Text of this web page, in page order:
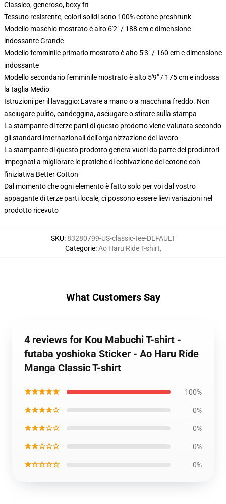
Classico, generoso, boxy fit
Tessuto resistente, colori solidi sono 100% cotone preshrunk
Modello maschio mostrato è alto 6'2" / 188 cm e dimensione
indossante Grande
Modello femminile primario mostrato è alto 5'3" / 160 cm e dimensione
indossante
Modello secondario femminile mostrato è alto 5'9" / 175 cm e indossa
la taglia Medio
Istruzioni per il lavaggio: Lavare a mano o a macchina freddo. Non
asciugare pulito, candeggina, asciugare o stirare sulla stampa
La stampante di terze parti di questo prodotto viene valutata secondo
gli standard internazionali dell'organizzazione del lavoro
La stampante di questo prodotto genera vuoti da parte dei produttori
impegnati a migliorare le pratiche di coltivazione del cotone con
l'iniziativa Better Cotton
Dal momento che ogni elemento è fatto solo per voi dal vostro
appagante di terze parti locale, ci possono essere lievi variazioni nel
prodotto ricevuto
SKU:83280799-US-classic-tee-DEFAULT
Categorie:Ao Haru Ride T-shirt,
What Customers Say
4 reviews for Kou Mabuchi T-shirt -
futaba yoshioka Sticker - Ao Haru Ride
Manga Classic T-shirt
★★★★★ 100%
★★★★☆ 0%
★★★☆☆ 0%
★★☆☆☆ 0%
★☆☆☆☆ 0%